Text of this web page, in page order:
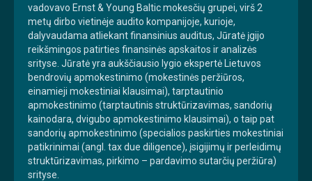
vadovavo Ernst & Young Baltic mokesčių grupei, virš 2
metų dirbo vietinėje audito kompanijoje, kurioje,
dalyvaudama atliekant finansinius auditus, Jūratė įgijo
reikšmingos patirties finansinės apskaitos ir analizės
srityse. Jūratė yra aukščiausio lygio ekspertė Lietuvos
bendrovių apmokestinimo (mokestinės peržiūros,
einamieji mokestiniai klausimai), tarptautinio
apmokestinimo (tarptautinis struktūrizavimas, sandorių
kainodara, dvigubo apmokestinimo klausimai), o taip pat
sandorių apmokestinimo (specialios paskirties mokestiniai
patikrinimai (angl. tax due diligence), įsigijimų ir perleidimų
struktūrizavimas, pirkimo – pardavimo sutarčių peržiūra)
srityse.